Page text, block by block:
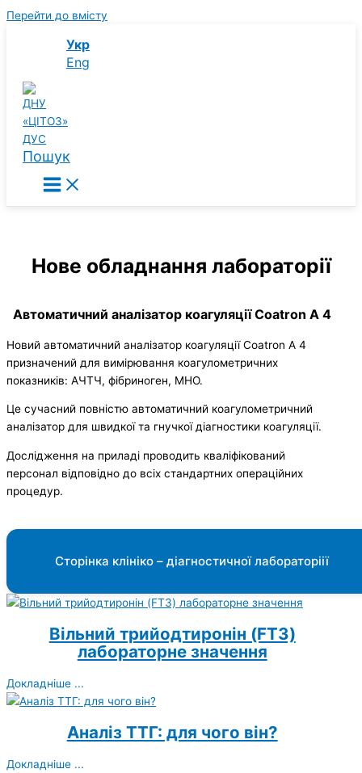
Перейти до вмісту
Укр
Eng
Пошук
Нове обладнання лабораторії
Автоматичний аналізатор коагуляції Coatron A 4
Новий автоматичний аналізатор коагуляції Coatron A 4
призначений для вимірювання коагулометричних
показників: АЧТЧ, фібриноген, МНО.
Це сучасний повністю автоматичний коагулометричний
аналізатор для швидкої та гнучкої діагностики коагуляції.
Дослідження на приладі проводить кваліфікований
персонал відповідно до всіх стандартних операційних
процедур.
Сторінка клініко – діагностичної лабораторіії
Вільний трийодтиронін (FT3)
лабораторне значення
Докладніше ...
Аналіз ТТГ: для чого він?
Докладніше ...